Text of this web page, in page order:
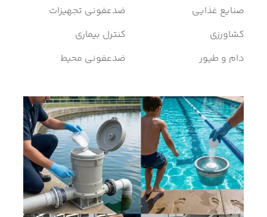
صنایع غذایی
ضدعفونی تجهیزات
کشاورزی
کنترل بیماری
دام و طیور
ضدعفونی محیط